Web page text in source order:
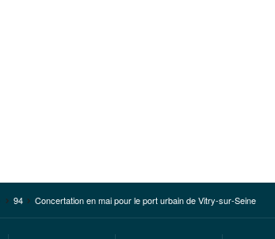
94 Concertation en mai pour le port urbain de Vitry-sur-Seine